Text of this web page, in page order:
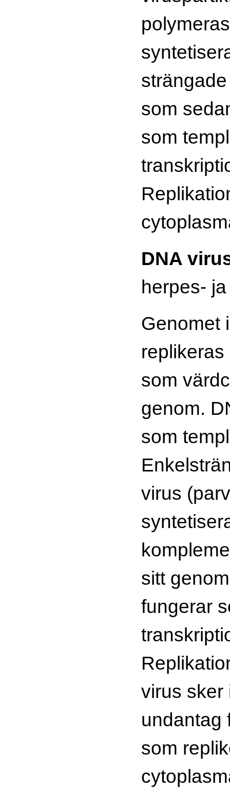
som
som
DNA
herpes-
Genomet
som
genom.
som
virus
sitt
fungerar
virus sker
undantag
som